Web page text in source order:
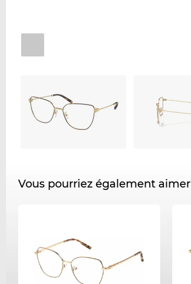
Vous pourriez également aimer